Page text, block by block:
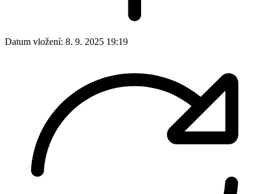
Datum vložení: 8. 9. 2025 19:19